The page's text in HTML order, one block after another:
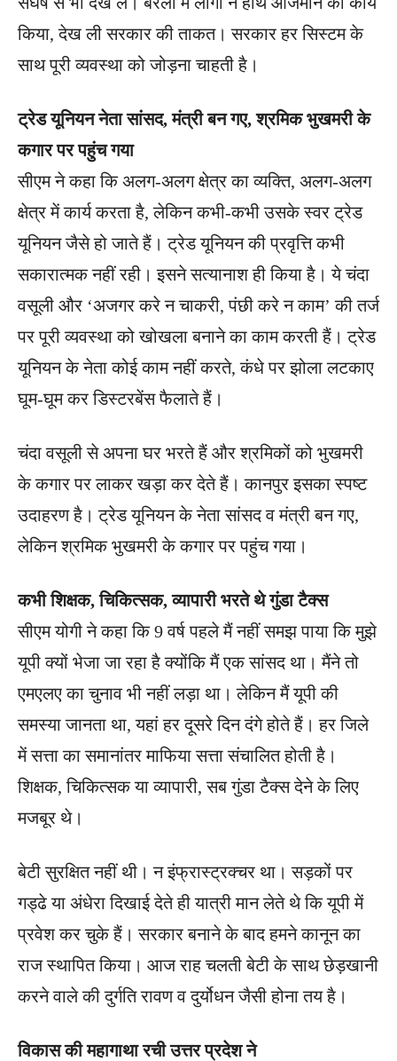
किया, देख ली सरकार की ताकत। सरकार हर सिस्टम के
साथ पूरी व्यवस्था को जोड़ना चाहती है।
ट्रेड यूनियन नेता सांसद, मंत्री बन गए, श्रमिक भुखमरी के
कगार पर पहुंच गया
सीएम ने कहा कि अलग-अलग क्षेत्र का व्यक्ति, अलग-अलग
क्षेत्र में कार्य करता है, लेकिन कभी-कभी उसके स्वर ट्रेड
यूनियन जैसे हो जाते हैं। ट्रेड यूनियन की प्रवृत्ति कभी
सकारात्मक नहीं रही। इसने सत्यानाश ही किया है। ये चंदा
वसूली और ‘अजगर करे न चाकरी, पंछी करे न काम’ की तर्ज
पर पूरी व्यवस्था को खोखला बनाने का काम करती हैं। ट्रेड
यूनियन के नेता कोई काम नहीं करते, कंधे पर झोला लटकाए
घूम-घूम कर डिस्टरबेंस फैलाते हैं।
चंदा वसूली से अपना घर भरते हैं और श्रमिकों को भुखमरी
के कगार पर लाकर खड़ा कर देते हैं। कानपुर इसका स्पष्ट
उदाहरण है। ट्रेड यूनियन के नेता सांसद व मंत्री बन गए,
लेकिन श्रमिक भुखमरी के कगार पर पहुंच गया।
कभी शिक्षक, चिकित्सक, व्यापारी भरते थे गुंडा टैक्स
सीएम योगी ने कहा कि 9 वर्ष पहले मैं नहीं समझ पाया कि मुझे
यूपी क्यों भेजा जा रहा है क्योंकि मैं एक सांसद था। मैंने तो
एमएलए का चुनाव भी नहीं लड़ा था। लेकिन मैं यूपी की
समस्या जानता था, यहां हर दूसरे दिन दंगे होते हैं। हर जिले
में सत्ता का समानांतर माफिया सत्ता संचालित होती है।
शिक्षक, चिकित्सक या व्यापारी, सब गुंडा टैक्स देने के लिए
मजबूर थे।
बेटी सुरक्षित नहीं थी। न इंफ्रास्ट्रक्चर था। सड़कों पर
गड्ढे या अंधेरा दिखाई देते ही यात्री मान लेते थे कि यूपी में
प्रवेश कर चुके हैं। सरकार बनाने के बाद हमने कानून का
राज स्थापित किया। आज राह चलती बेटी के साथ छेड़खानी
करने वाले की दुर्गति रावण व दुर्योधन जैसी होना तय है।
विकास की महागाथा रची उत्तर प्रदेश ने